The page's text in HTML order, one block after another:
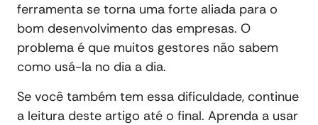
ferramenta se torna uma forte aliada para o
bom desenvolvimento das empresas. O
problema é que muitos gestores não sabem
como usá-la no dia a dia.
Se você também tem essa dificuldade, continue
a leitura deste artigo até o final. Aprenda a usar